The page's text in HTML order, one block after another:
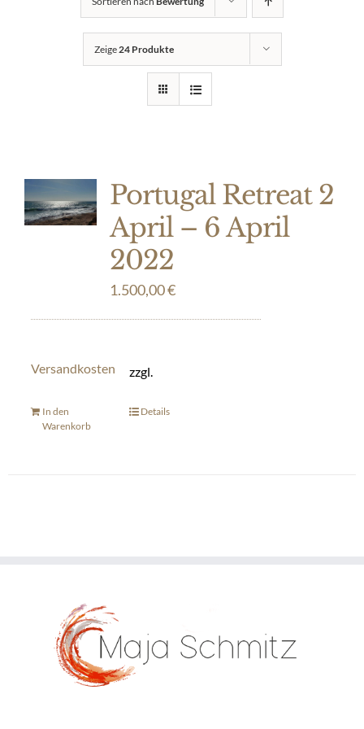
Zeige 24 Produkte
Portugal Retreat 2
April – 6 April
2022
1.500,00€
zzgl.
Versandkosten
In den
Warenkorb
Details